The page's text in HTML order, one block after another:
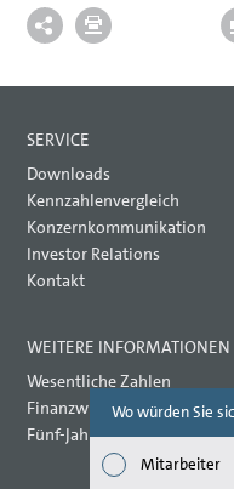
SERVICE
Downloads
Kennzahlenvergleich
Konzernkommunikation
Investor Relations
Kontakt
WEITERE INFORMATIONEN
Wesentliche Zahlen
Finanzwirtschaftliche
Fünf-Jahres-Übersicht
Wo würden Sie
Mitarbeiter